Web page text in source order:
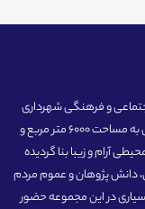
و فرهنگی شهرداری
منطقه یک تهران، در شمال تهران در سال 1379 در زمینی به مساحت 6000 متر مربع و
طبقه و در محیطی آرام و زیبا بنا گردیده
دانش پژوهان و عموم مردم
در این مجموعه حضور